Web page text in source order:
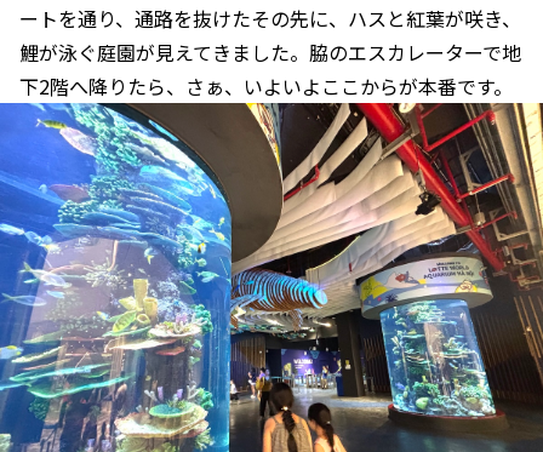
ートを通り、通路を抜けたその先に、ハスと紅葉が咲き、
鯉が泳ぐ庭園が見えてきました。脇のエスカレーターで地
下2階へ降りたら、さぁ、いよいよここからが本番です。